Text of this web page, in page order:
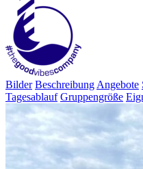
Bilder BeschreibungAngebote
Tagesablauf Gruppengröße